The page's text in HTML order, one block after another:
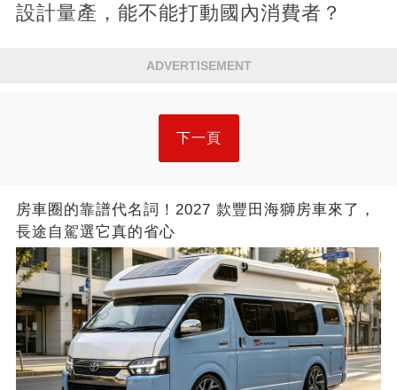
設計量產，能不能打動國內消費者？
ADVERTISEMENT
下一頁
房車圈的靠譜代名詞！2027 款豐田海獅房車來了，
長途自駕選它真的省心